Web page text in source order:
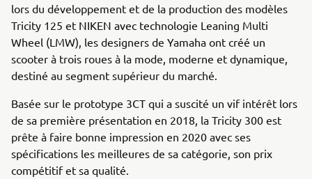
lors du développement et de la production des modèles
Tricity 125 et NIKEN avec technologie Leaning Multi
Wheel (LMW), les designers de Yamaha ont créé un
scooter à trois roues à la mode, moderne et dynamique,
destiné au segment supérieur du marché.
Basée sur le prototype 3CT qui a suscité un vif intérêt lors
de sa première présentation en 2018, la Tricity 300 est
prête à faire bonne impression en 2020 avec ses
spécifications les meilleures de sa catégorie, son prix
compétitif et sa qualité.